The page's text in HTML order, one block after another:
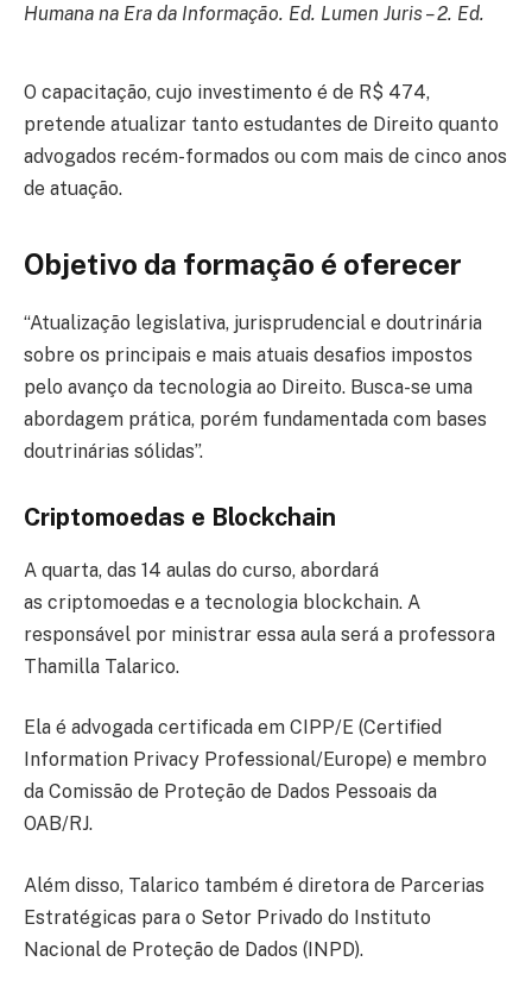
Humana na Era da Informação. Ed. Lumen Juris – 2. Ed.
O capacitação, cujo investimento é de R$ 474,
pretende atualizar tanto estudantes de Direito quanto
advogados recém-formados ou com mais de cinco anos
de atuação.
Objetivo da formação é oferecer
“Atualização legislativa, jurisprudencial e doutrinária
sobre os principais e mais atuais desafios impostos
pelo avanço da tecnologia ao Direito. Busca-se uma
abordagem prática, porém fundamentada com bases
doutrinárias sólidas”.
Criptomoedas e Blockchain
A quarta, das 14 aulas do curso, abordará
as criptomoedas e a tecnologia blockchain. A
responsável por ministrar essa aula será a professora
Thamilla Talarico.
Ela é advogada certificada em CIPP/E (Certified
Information Privacy Professional/Europe) e membro
da Comissão de Proteção de Dados Pessoais da
OAB/RJ.
Além disso, Talarico também é diretora de Parcerias
Estratégicas para o Setor Privado do Instituto
Nacional de Proteção de Dados (INPD).